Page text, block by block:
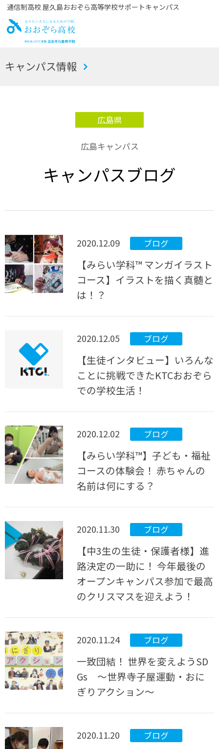
通信制高校 屋久島おおぞら高等学校サポートキャンパス
お
キャンパス情報
広島県
広島キャンパス
キャンパスブログ
2020.12.09 ブログ
【みらい学科™ マンガイラスト
コース】イラストを描く真髄と
は！？
2020.12.05 ブログ
【生徒インタビュー】いろんな
ことに挑戦できたKTCおおぞら
での学校生活！
2020.12.02 ブログ
【みらい学科™】子ども・福祉
コースの体験会！ 赤ちゃんの
名前は何にする？
2020.11.30 ブログ
【中3生の生徒・保護者様】進
路決定の一助に！ 今年最後の
オープンキャンパス参加で最高
のクリスマスを迎えよう！
2020.11.24 ブログ
一致団結！ 世界を変えようSD
Gs ～世界寺子屋運動・おに
ぎりアクション～
2020.11.20 ブログ